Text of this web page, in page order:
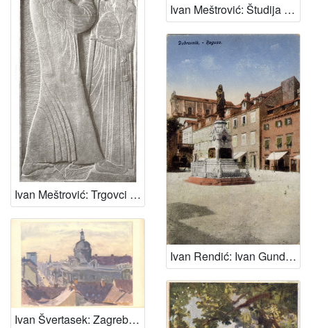
Ivan Meštrović: Študija za spomenik Štrosmajera
Ivan Meštrović: Trgovci u hramu
Ivan Rendić: Ivan Gundulić, Dubrovnik
Ivan Švertasek: Zagreb - Gundulićeva ulica